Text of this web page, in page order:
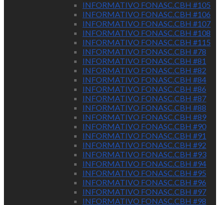
INFORMATIVO FONASC.CBH #105
INFORMATIVO FONASC.CBH #106
INFORMATIVO FONASC.CBH #107
INFORMATIVO FONASC.CBH #108
INFORMATIVO FONASC.CBH #115
INFORMATIVO FONASC.CBH #78
INFORMATIVO FONASC.CBH #81
INFORMATIVO FONASC.CBH #82
INFORMATIVO FONASC.CBH #84
INFORMATIVO FONASC.CBH #86
INFORMATIVO FONASC.CBH #87
INFORMATIVO FONASC.CBH #88
INFORMATIVO FONASC.CBH #89
INFORMATIVO FONASC.CBH #90
INFORMATIVO FONASC.CBH #91
INFORMATIVO FONASC.CBH #92
INFORMATIVO FONASC.CBH #93
INFORMATIVO FONASC.CBH #94
INFORMATIVO FONASC.CBH #95
INFORMATIVO FONASC.CBH #96
INFORMATIVO FONASC.CBH #97
INFORMATIVO FONASC.CBH #98